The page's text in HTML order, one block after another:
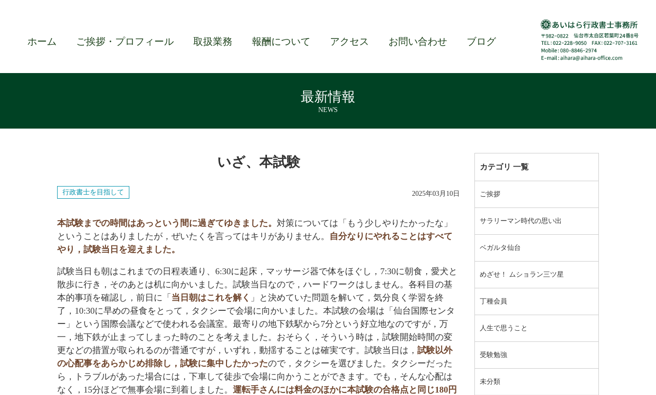
ホーム ご挨拶・プロフィール 取扱業務 報酬について アクセス お問い合わせ ブログ
最新情報
NEWS
いざ、本試験
行政書士を目指して 2025年03月10日
本試験までの時間はあっという間に過ぎてゆきました。 対策については「もう少しやりたかったな」
ということはありましたが，ぜいたくを言ってはキリがありません。 自分なりにやれることはすべて
やり，試験当日を迎えました。
試験当日も朝はこれまでの日程表通り、6:30に起床，マッサージ器で体をほぐし，7:30に朝食，愛犬と
散歩に行き，そのあとは机に向かいました。試験当日なので，ハードワークはしません。各科目の基
本的事項を確認し，前日に「 当日朝はこれを解く 」と決めていた問題を解いて，気分良く学習を終
了，10:30に早めの昼食をとって，タクシーで会場に向かいました。本試験の会場は「仙台国際センタ
ー」という国際会議などで使われる会議室。最寄りの地下鉄駅から7分という好立地なのですが，万
一，地下鉄が止まってしまった時のことを考えました。おそらく，そういう時は，試験開始時間の変
更などの措置が取られるのが普通ですが，いずれ，動揺することは確実です。試験当日は， 試験以外
の心配事をあらかじめ排除し，試験に集中したかったので，タクシーを選びました。タクシーだった
ら，トラブルがあった場合には，下車して徒歩で会場に向かうことができます。でも，そんな心配は
なく，15分ほどで無事会場に到着しました。 運転手さんには料金のほかに本試験の合格点と同じ180円
カテゴリ 一覧
ご挨拶
サラリーマン時代の思い出
ベガルタ仙台
めざせ！ ムショラン三ツ星
丁種会員
人生で思うこと
受験勉強
未分類